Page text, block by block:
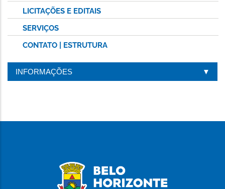
LICITAÇÕES E EDITAIS
SERVIÇOS
CONTATO | ESTRUTURA
INFORMAÇÕES